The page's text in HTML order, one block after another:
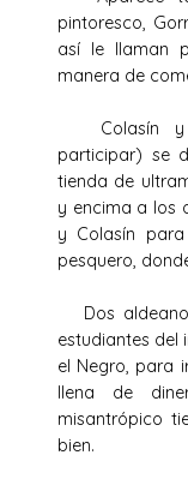
pintoresco,
así le llaman
manera de
Colasín y
participar) se
tienda de
y encima a los
y Colasín
pesquero,
Dos
estudiantes del
el Negro, para
llena de
misantrópico
bien.